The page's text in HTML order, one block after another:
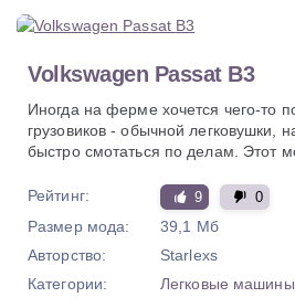
Volkswagen Passat B3
Иногда на ферме хочется чего-то
грузовиков - обычной легковушки,
быстро смотаться по делам. Этот
Рейтинг: 9 0
Размер мода:
39,1 Мб
Авторство:
Starlexs
Категории:
Легковые машины